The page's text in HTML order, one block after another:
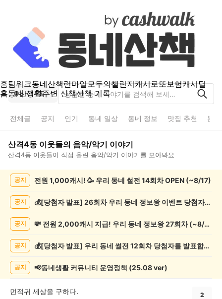
홈팀워크동네산책런마일모두의챌린지캐시로또보험캐시딜
홈동네 생활주변 산책산책 기록
산격4동
전체글 공지 인기 동네 일상 동네 정보 맛집 추천 분
산격4동 이웃들의 음악/악기 이야기
산격4동 이웃들이 직접 올린 음악/악기 이야기를 모아봐요
악/
목
공지 전원 1,000캐시! 🥳 우리 동네 썰전 14회차 OPEN (~8/17)
공지 💰[당첨자 발표] 26회차 우리 동네 정보왕 이벤트 당첨자를 발표합니다!
공지 💸 전원 2,000캐시 지급! 우리 동네 정보왕 27회차 (~8/10)
공지 💰[당첨자 발표] 우리 동네 썰전 12회차 당첨자를 발표합니다!
공지 📢동네생활 커뮤니티 운영정책 (25.08 ver)
먼적귀 세상을 구하다. 2